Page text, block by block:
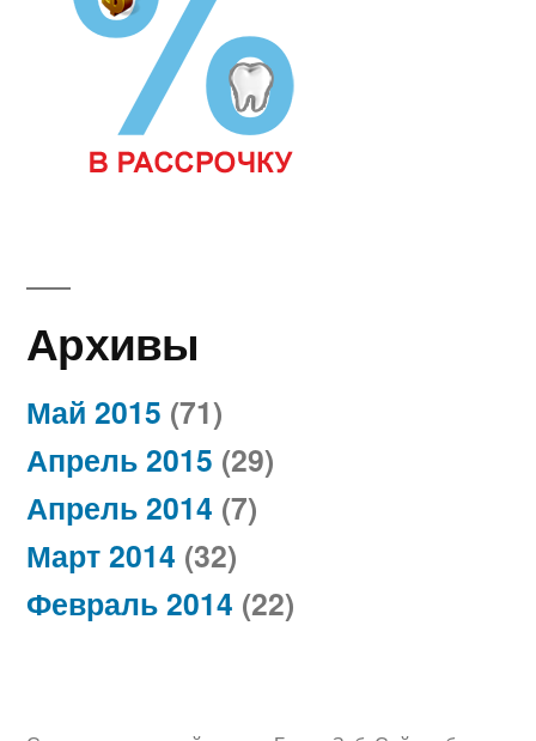
Архивы
Май 2015 (71)
Апрель 2015 (29)
Апрель 2014 (7)
Март 2014 (32)
Февраль 2014 (22)